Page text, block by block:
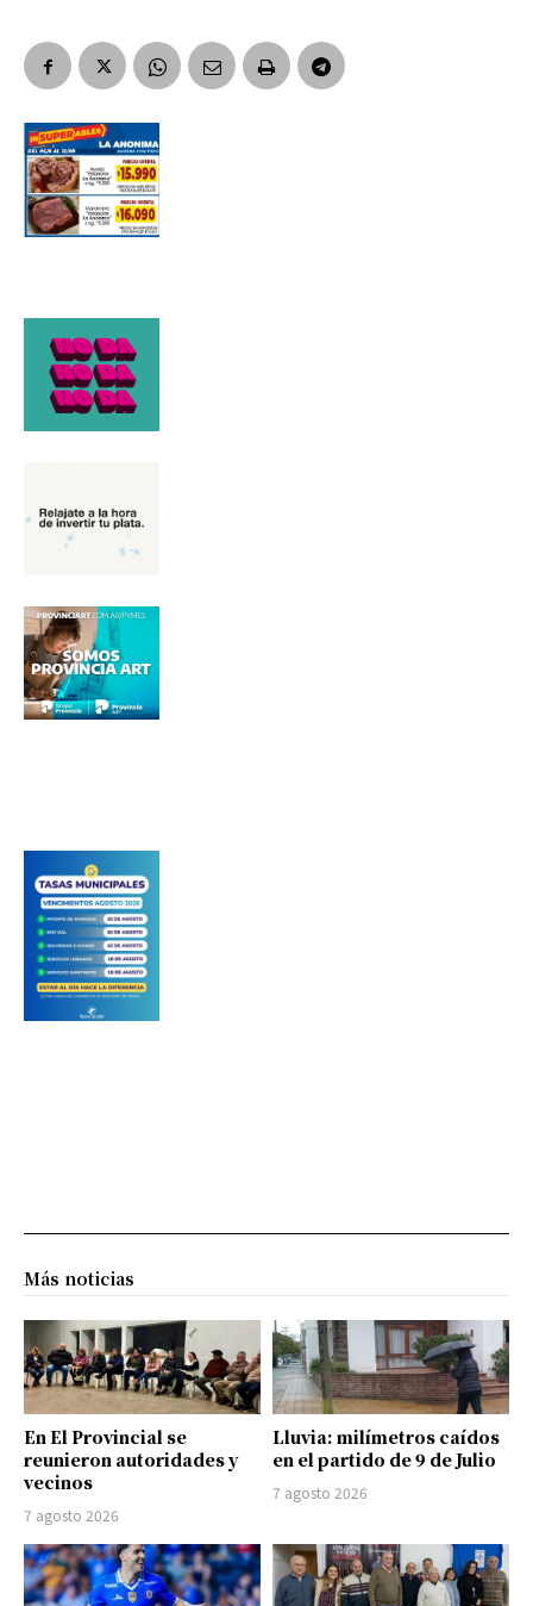
Nombre
Número de teléfono
Más noticias
En El Provincial se
reunieron autoridades y
vecinos
7 agosto 2026
Lluvia: milímetros caídos
en el partido de 9 de Julio
7 agosto 2026